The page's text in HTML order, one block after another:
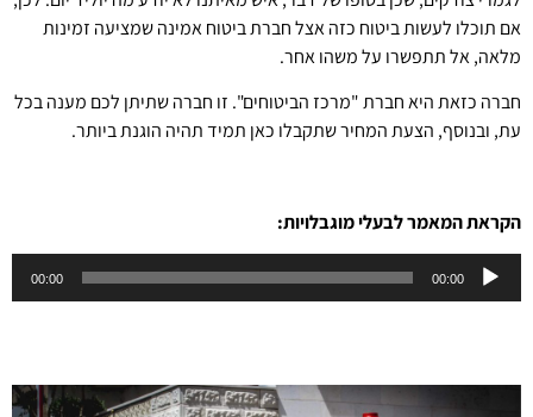
אם תוכלו לעשות ביטוח כזה אצל חברת ביטוח אמינה שמציעה זמינות
מלאה, אל תתפשרו על משהו אחר.
חברה כזאת היא חברת "מרכז הביטוחים". זו חברה שתיתן לכם מענה בכל
עת, ובנוסף, הצעת המחיר שתקבלו כאן תמיד תהיה הוגנת ביותר.
הקראת המאמר לבעלי מוגבלויות:
אודיו
00:00
00:00